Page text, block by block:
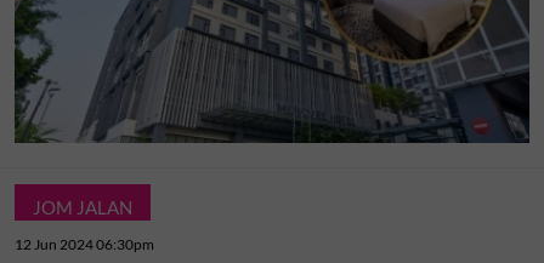
JOM JALAN
12 Jun 2024 06:30pm